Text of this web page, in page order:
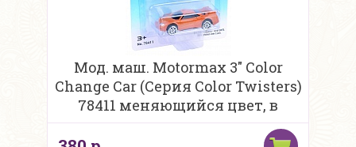
Мод. маш. Motormax 3" Color
Change Car (Серия Color Twisters)
78411 меняющийся цвет, в
ассортименте